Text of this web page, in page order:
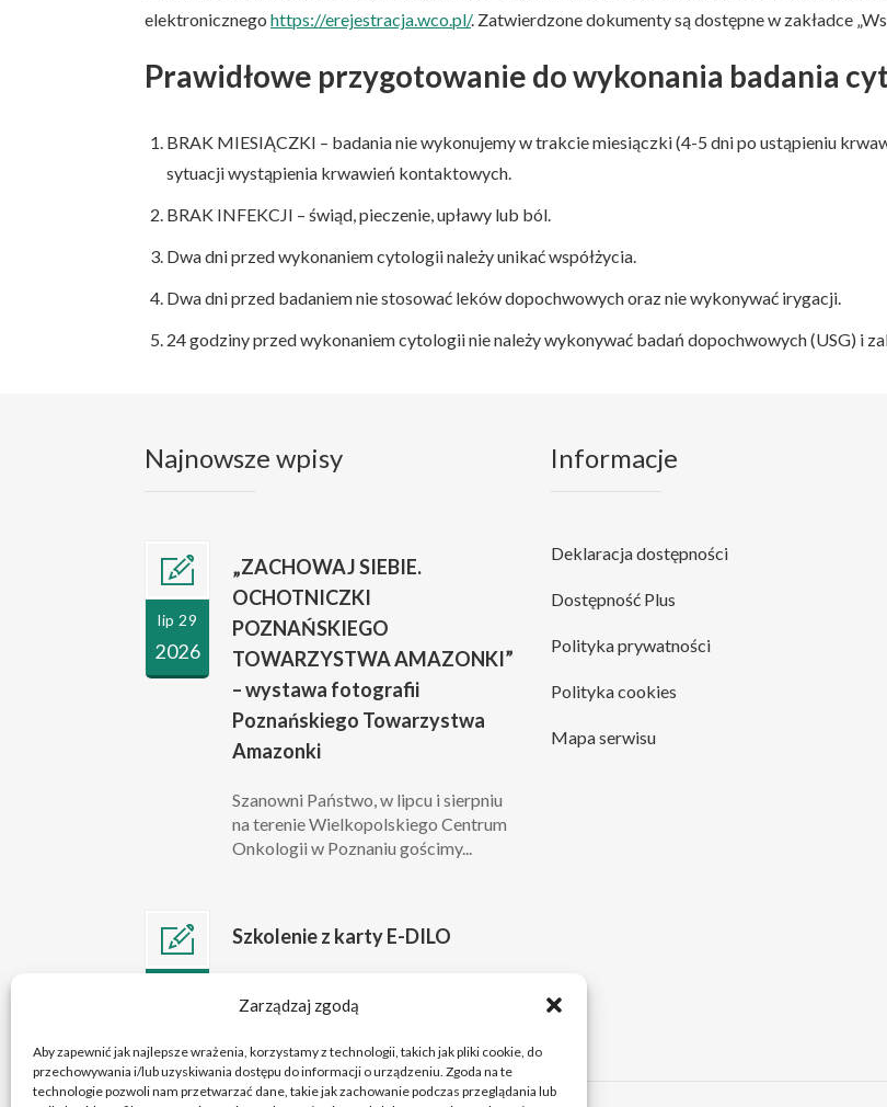
Zarządzaj zgodą
Aby zapewnić jak najlepsze wrażenia, korzystamy z technologii, takich jak pliki cookie, do
przechowywania i/lub uzyskiwania dostępu do informacji o urządzeniu. Zgoda na te
technologie pozwoli nam przetwarzać dane, takie jak zachowanie podczas przeglądania lub
elektronicznego https://erejestracja.wco.pl/. Zatwierdzone dokumenty są dostępne w zakładce
Prawidłowe przygotowanie do wykonania badania
BRAK MIESIĄCZKI – badania nie wykonujemy w trakcie miesiączki (4-5 dni po ustąpieniu
sytuacji wystąpienia krwawień kontaktowych.
BRAK INFEKCJI – świąd, pieczenie, upławy lub ból.
Dwa dni przed wykonaniem cytologii należy unikać współżycia.
Dwa dni przed badaniem nie stosować leków dopochwowych oraz nie wykonywać irygacji.
24 godziny przed wykonaniem cytologii nie należy wykonywać badań dopochwowych (USG) i
Najnowsze wpisy
lip 29
2026
„ZACHOWAJ SIEBIE.
OCHOTNICZKI
POZNAŃSKIEGO
TOWARZYSTWA AMAZONKI”
– wystawa fotografii
Poznańskiego Towarzystwa
Amazonki
Szanowni Państwo, w lipcu i sierpniu
na terenie Wielkopolskiego Centrum
Onkologii w Poznaniu gościmy...
Szkolenie z karty E-DILO
przygotowaniami do wejścia w życie
Informacje
Deklaracja dostępności
Dostępność Plus
Polityka prywatności
Polityka cookies
Mapa serwisu